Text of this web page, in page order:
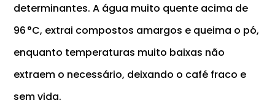
determinantes. A água muito quente acima de
96 °C, extrai compostos amargos e queima o pó,
enquanto temperaturas muito baixas não
extraem o necessário, deixando o café fraco e
sem vida.